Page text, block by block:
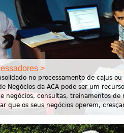
>
no processamento de cajus
Negócios da ACA pode ser um
negócios, consultas, treinamentos
que os seus negócios operem,